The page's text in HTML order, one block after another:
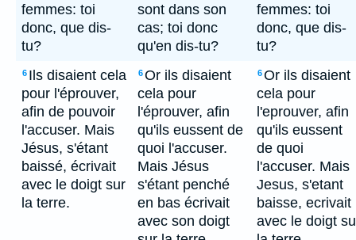
femmes: toi
donc, que dis-
tu?
sont dans son
cas; toi donc
qu'en dis-tu?
femmes: toi
donc, que dis-
tu?
6 Ils disaient cela
pour l'éprouver,
afin de pouvoir
l'accuser. Mais
Jésus, s'étant
baissé, écrivait
avec le doigt sur
la terre.
6Or ils disaient
cela pour
l'éprouver, afin
qu'ils eussent de
quoi l'accuser.
Mais Jésus
s'étant penché
en bas écrivait
avec son doigt
6Or ils disaient
cela pour
l'eprouver, afin
qu'ils eussent
de quoi
l'accuser. Mais
Jesus, s'etant
baisse, ecrivait
avec le doigt